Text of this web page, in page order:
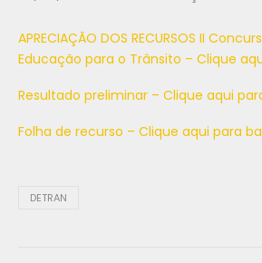
APRECIAÇÃO DOS RECURSOS II
Educação para o Trânsito – Clique
Resultado preliminar – Clique aqui
Folha de recurso – Clique aqui para
DETRAN